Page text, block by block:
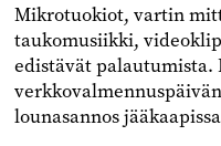
Mikrotuokiot, vartin
taukomusiikki,
edistävät
lounasannos